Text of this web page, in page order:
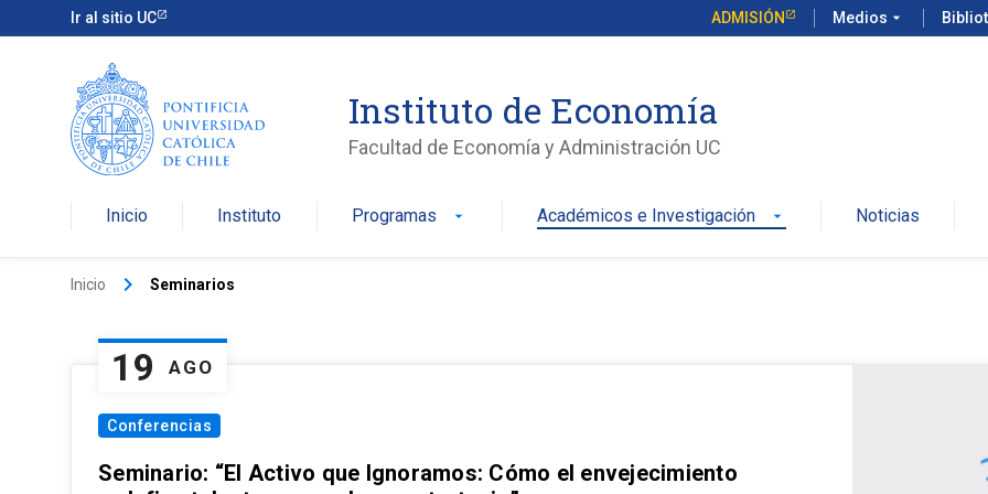
Ir al sitio UC ADMISIÓN Medios arrow_drop_down
Instituto de Economía
Facultad de Economía y Administración UC
Inicio Instituto Programas arrow_drop_down Académicos e Investigación arrow_drop_down Noticias
Inicio keyboard_arrow_right Seminarios
19 AGO
Conferencias
Seminario: “El Activo que Ignoramos: Cómo el envejecimiento